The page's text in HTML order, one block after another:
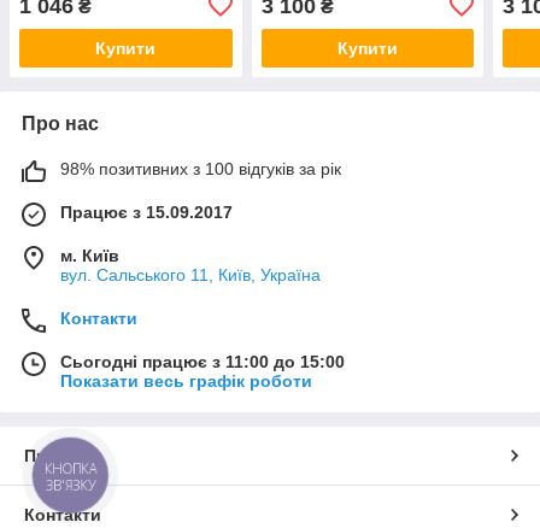
1 046 ₴
Купити
3 100₴
Купити
3
Про нас
98% позитивних з 100 відгуків за рік
Працює з 15.09.2017
м. Київ
вул. Сальського 11, Київ, Україна
Контакти
Сьогодні працює з 11:00 до 15:00
Показати весь графік роботи
Про нас
Контакти
КНОПКА
ЗВ'ЯЗКУ